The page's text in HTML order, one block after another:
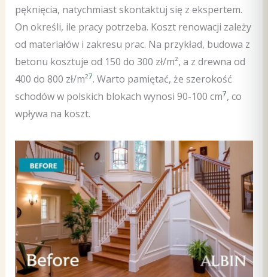
pęknięcia, natychmiast skontaktuj się z ekspertem.
On określi, ile pracy potrzeba. Koszt renowacji zależy
od materiałów i zakresu prac. Na przykład, budowa z
betonu kosztuje od 150 do 300 zł/m², a z drewna od
400 do 800 zł/m²7. Warto pamiętać, że szerokość
schodów w polskich blokach wynosi 90-100 cm7, co
wpływa na koszt.